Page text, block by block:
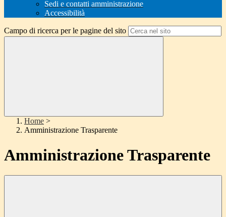
Sedi e contatti amministrazione
Accessibilità
Campo di ricerca per le pagine del sito
Home >
Amministrazione Trasparente
Amministrazione Trasparente